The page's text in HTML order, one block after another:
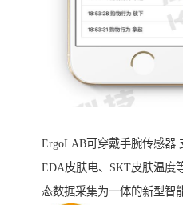
ErgoLAB可穿戴手腕传感器
EDA皮肤电、SKT皮肤温度
态数据采集为一体的新型智